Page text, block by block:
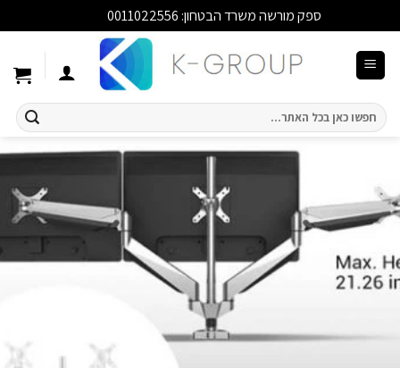
ספק מורשה משרד הבטחון: 0011022556
חיפוש
עבור: